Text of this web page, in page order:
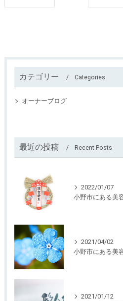
カテゴリー Categories
オーナーブログ
最近の投稿 Recent Posts
2022/01/07
2021/04/02
2021/01/12